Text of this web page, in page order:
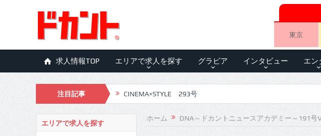
東京
求人情報TOP エリアで求人を探す グラビア インタビュー エン
注目記事 CINEMA×STYLE 293号
CINEMA×STYLE 292号
CINEMA×STYLE 291号
ホーム DNA～ドカントニュースアカデミー～191号
エリアで求人を探す